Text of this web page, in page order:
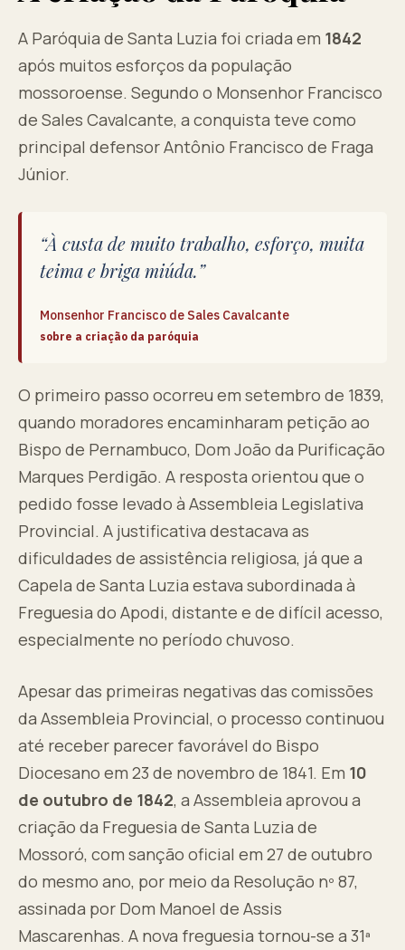
A Paróquia de Santa Luzia foi criada em 1842
após muitos esforços da população
mossoroense. Segundo o Monsenhor Francisco
de Sales Cavalcante, a conquista teve como
principal defensor Antônio Francisco de Fraga
Júnior.
“À custa de muito trabalho, esforço, muita
teima e briga miúda.”
Monsenhor Francisco de Sales Cavalcante
sobre a criação da paróquia
O primeiro passo ocorreu em setembro de 1839,
quando moradores encaminharam petição ao
Bispo de Pernambuco, Dom João da Purificação
Marques Perdigão. A resposta orientou que o
pedido fosse levado à Assembleia Legislativa
Provincial. A justificativa destacava as
dificuldades de assistência religiosa, já que a
Capela de Santa Luzia estava subordinada à
Freguesia do Apodi, distante e de difícil acesso,
especialmente no período chuvoso.
Apesar das primeiras negativas das comissões
da Assembleia Provincial, o processo continuou
até receber parecer favorável do Bispo
Diocesano em 23 de novembro de 1841. Em 10
de outubro de 1842, a Assembleia aprovou a
criação da Freguesia de Santa Luzia de
Mossoró, com sanção oficial em 27 de outubro
do mesmo ano, por meio da Resolução nº 87,
assinada por Dom Manoel de Assis
Mascarenhas. A nova freguesia tornou-se a 31ª